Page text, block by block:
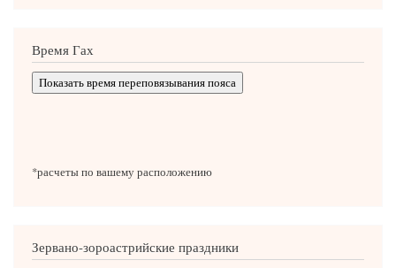
Время Гах
Показать время переповязывания пояса
*расчеты по вашему расположению
Зервано-зороастрийские праздники